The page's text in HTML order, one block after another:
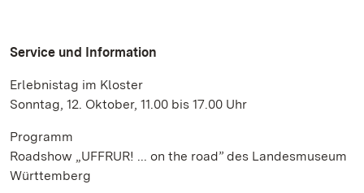
Service und Information
Erlebnistag im Kloster
Sonntag, 12. Oktober, 11.00 bis 17.00 Uhr
Programm
Roadshow „UFFRUR! ... on the road” des Landesmuseum
Württemberg